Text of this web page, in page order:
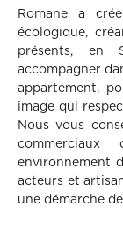
Romane a
écologique,
présents, en
accompagner
appartement,
image qui
Nous vous
environnement
acteurs et
une démarche